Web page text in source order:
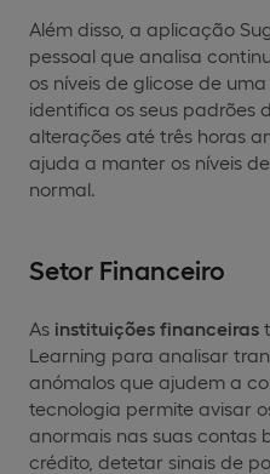
Além disso, a aplicação
pessoal que analisa
os níveis de glicose de
identifica os seus padrões
alterações até três horas
ajuda a manter os níveis
normal.
Setor Financeiro
As instituições financeiras
Learning para analisar
anómalos que ajudem a
tecnologia permite avisar
anormais nas suas contas
crédito, detetar sinais de